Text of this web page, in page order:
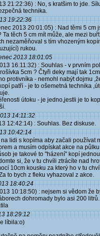
21:22:36) : No, s kratšim to jde.
technika.
19:22:36
2013 20:01:05) : Nad těmi 5 cm
těch 5 cm mít může, ale mezi
nezaměňoval s tím vhozeným
rukou.
2013 18:01:05
16:11:32) : Souhlas - v prvním
5cm ? Čtyři deky mají tak
protivníka - nemohl nabýt dojmu
patří - je to ošemetná technika
útoku - je jedno,jestli je to
14:11:32
12:42:14) : Souhlas. Bez diskuse.
10:42:14
lidi s kopíma aby začali používat
a musím odpískat akce na
je takové to "házení" kopí
si, že v tu chvíli ztrácíte nad
10cm kousku za který ho v tu
to bych z fleku vyhazoval z akce.
18:40:24
10:18:50) : nejsem si vědom že
dohromady bylo asi 200
18:29:12
líbila:o)